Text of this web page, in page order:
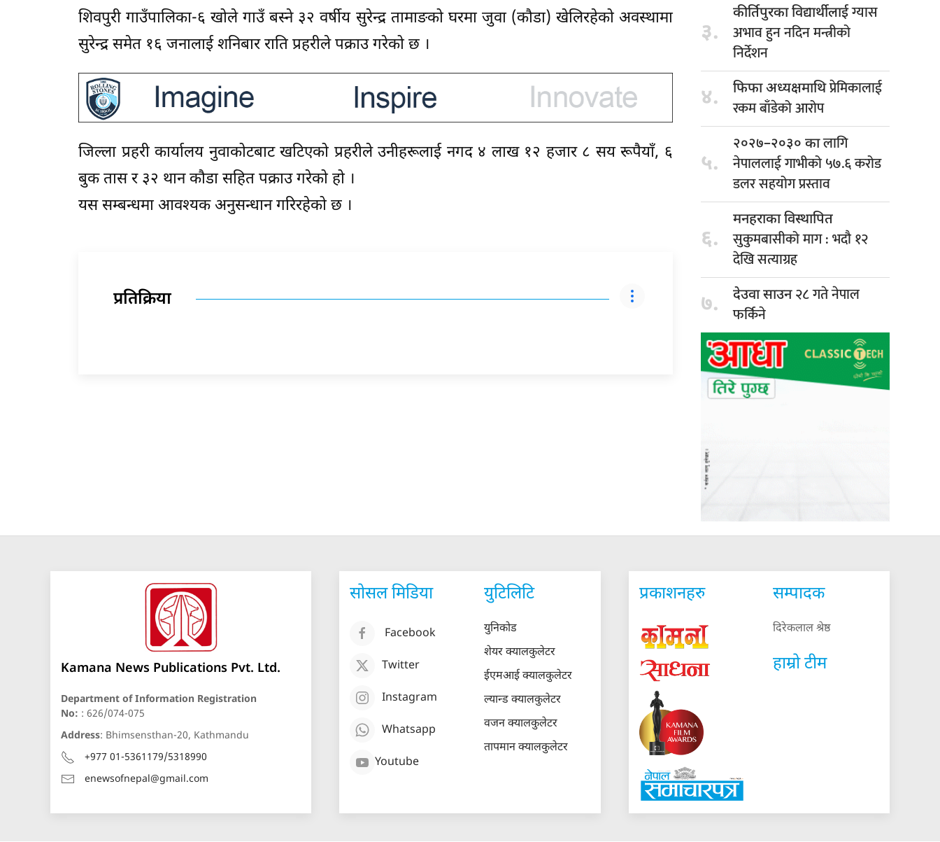
शिवपुरी गाउँपालिका-६ खोले गाउँ बस्ने ३२ वर्षीय सुरेन्द्र तामाङको घरमा जुवा (कौडा) खेलिरहेको अवस्थामा
सुरेन्द्र समेत १६ जनालाई शनिबार राति प्रहरीले पक्राउ गरेको छ ।
जिल्ला प्रहरी कार्यालय नुवाकोटबाट खटिएको प्रहरीले उनीहरूलाई नगद ४ लाख १२ हजार ८ सय रूपैयाँ, ६
बुक तास र ३२ थान कौडा सहित पक्राउ गरेको हो ।
यस सम्बन्धमा आवश्यक अनुसन्धान गरिरहेको छ ।
प्रतिक्रिया
३.
कीर्तिपुरका विद्यार्थीलाईग्यास
अभाव हुन नदिन मन्त्रीको
निर्देशन
४. फिफा अध्यक्षमाथिप्रेमिकालाई
रकम बाँडेको आरोप
५.
२०२७–२०३० कालागि
नेपाललाई गाभीको ५७.६ करोड
डलर सहयोग प्रस्ताव
६.
मनहराका विस्थापित
सुकुमबासीको माग : भदौ १२
देखि सत्याग्रह
७. देउवा साउन२८ गते नेपाल
फर्किने
Kamana News Publications Pvt. Ltd.
Department of Information Registration
No: : 626/074-075
Address: Bhimsensthan-20, Kathmandu
+977 01-5361179/5318990
enewsofnepal@gmail.com
सोसल मिडिया
Facebook
Twitter
Instagram
Whatsapp
Youtube
युटिलिटि
युनिकोड
शेयर क्यालकुलेटर
ईएमआई क्यालकुलेटर
ल्यान्ड क्यालकुलेटर
वजन क्यालकुलेटर
तापमान क्यालकुलेटर
प्रकाशनहरु सम्पादक
दिरेकलाल श्रेष्ठ
हाम्रो टीम